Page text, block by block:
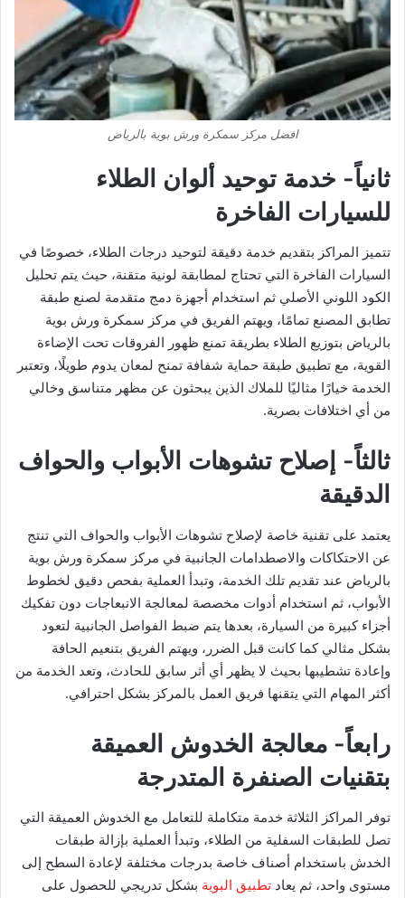
افضل مركز سمكرة ورش بوية بالرياض
ثانياً- خدمة توحيد ألوان الطلاء
للسيارات الفاخرة
تتميز المراكز بتقديم خدمة دقيقة لتوحيد درجات الطلاء، خصوصًا في
السيارات الفاخرة التي تحتاج لمطابقة لونية متقنة، حيث يتم تحليل
الكود اللوني الأصلي ثم استخدام أجهزة دمج متقدمة لصنع طبقة
تطابق المصنع تمامًا، ويهتم الفريق في مركز سمكرة ورش بوية
بالرياض بتوزيع الطلاء بطريقة تمنع ظهور الفروقات تحت الإضاءة
القوية، مع تطبيق طبقة حماية شفافة تمنح لمعان يدوم طويلًا، وتعتبر
الخدمة خيارًا مثاليًا للملاك الذين يبحثون عن مظهر متناسق وخالي
من أي اختلافات بصرية.
ثالثاً- إصلاح تشوهات الأبواب والحواف
الدقيقة
يعتمد على تقنية خاصة لإصلاح تشوهات الأبواب والحواف التي تنتج
عن الاحتكاكات والاصطدامات الجانبية في مركز سمكرة ورش بوية
بالرياض عند تقديم تلك الخدمة، وتبدأ العملية بفحص دقيق لخطوط
الأبواب، ثم استخدام أدوات مخصصة لمعالجة الانبعاجات دون تفكيك
أجزاء كبيرة من السيارة، بعدها يتم ضبط الفواصل الجانبية لتعود
بشكل مثالي كما كانت قبل الضرر، ويهتم الفريق بتنعيم الحافة
وإعادة تشطيبها بحيث لا يظهر أي أثر سابق للحادث، وتعد الخدمة من
أكثر المهام التي يتقنها فريق العمل بالمركز بشكل احترافي.
رابعاً- معالجة الخدوش العميقة
بتقنيات الصنفرة المتدرجة
توفر المراكز الثلاثة خدمة متكاملة للتعامل مع الخدوش العميقة التي
تصل للطبقات السفلية من الطلاء، وتبدأ العملية بإزالة طبقات
الخدش باستخدام أصناف خاصة بدرجات مختلفة لإعادة السطح إلى
مستوى واحد، ثم يعاد تطبيق البوية بشكل تدريجي للحصول على